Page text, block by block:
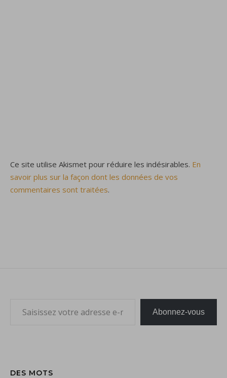
Ce site utilise Akismet pour réduire les indésirables. En
savoir plus sur la façon dont les données de vos
commentaires sont traitées.
Abonnez-vous
DES MOTS